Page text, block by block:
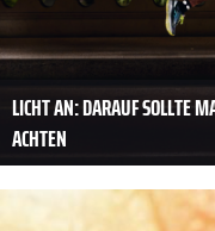
LICHT AN: DARAUF SOLLTE
ACHTEN